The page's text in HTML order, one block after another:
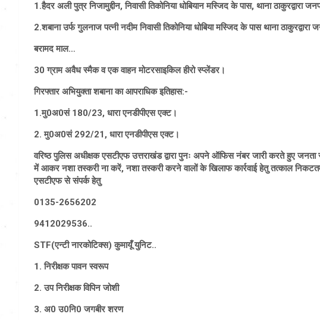
1.हैदर अली पुत्र निजामुद्दीन, निवासी तिकोनिया धोबियान मस्जिद के पास, थाना ठाकुरद्वारा
2.शबाना उर्फ गुलनाज पत्नी नदीम निवासी तिकोनिया धोबिया मस्जिद के पास थाना
बरामद माल…
30 ग्राम अवैध स्मैक व एक वाहन मोटरसाइकिल हीरो स्प्लेंडर।
गिरफ्तार अभियुक्ता शबाना का आपराधिक इतिहास:-
1.मु0अ0सं 180/23, धारा एनडीपीएस एक्ट।
2. मु0अ0सं 292/21, धारा एनडीपीएस एक्ट।
वरिष्ठ पुलिस अधीक्षक एसटीएफ उत्तराखंड द्वारा पुनः अपने ऑफिस नंबर जारी करते हुए
में आकर नशा तस्करी ना करें, नशा तस्करी करने वालों के खिलाफ कार्रवाई हेतु तत्काल
एसटीएफ से संपर्क हेतु
0135-2656202
9412029536..
STF(एन्टी नारकोटिक्स) कुमायूँ युनिट..
1. निरीक्षक पावन स्वरूप
2. उप निरीक्षक विपिन जोशी
3. अ0 उ0नि0 जगबीर शरण